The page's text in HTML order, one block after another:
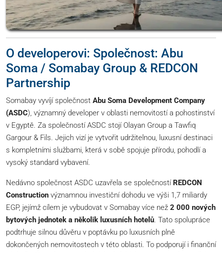
O developerovi: Společnost: Abu
Soma / Somabay Group & REDCON
Partnership
Somabay vyvíjí společnost Abu Soma Development Company
(ASDC), významný developer v oblasti nemovitostí a pohostinství
v Egyptě. Za společností ASDC stojí Olayan Group a Tawfiq
Gargour & Fils. Jejich vizí je vytvořit udržitelnou, luxusní destinaci
s kompletními službami, která v sobě spojuje přírodu, pohodlí a
vysoký standard vybavení.
Nedávno společnost ASDC uzavřela se společností REDCON
Construction významnou investiční dohodu ve výši 1,7 miliardy
EGP, jejímž cílem je vybudovat v Somabay více než 2 000 nových
bytových jednotek a několik luxusních hotelů . Tato spolupráce
podtrhuje silnou důvěru v poptávku po luxusních plně
dokončených nemovitostech v této oblasti. To podporují i finanční